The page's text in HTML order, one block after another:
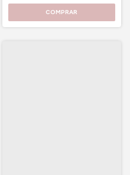
COMPRAR